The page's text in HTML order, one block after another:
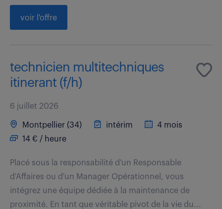
voir l'offre
technicien multitechniques
itinerant (f/h)
6 juillet 2026
Montpellier (34) intérim
4 mois
14 € / heure
Placé sous la responsabilité d'un Responsable
d'Affaires ou d'un Manager Opérationnel, vous
intégrez une équipe dédiée à la maintenance de
proximité. En tant que véritable pivot de la vie du...